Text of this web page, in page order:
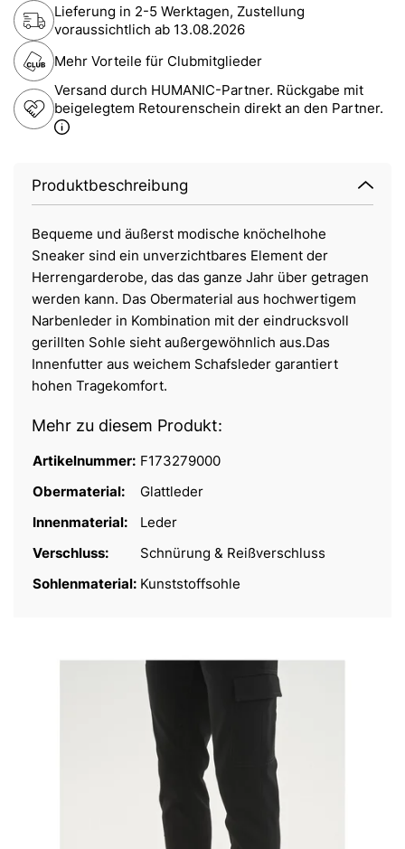
Lieferung in 2-5 Werktagen, Zustellung
voraussichtlich ab 13.08.2026
Mehr Vorteile für Clubmitglieder
Versand durch HUMANIC-Partner. Rückgabe mit
beigelegtem Retourenschein direkt an den Partner.
Produktbeschreibung
Bequeme und äußerst modische knöchelhohe
Sneaker sind ein unverzichtbares Element der
Herrengarderobe, das das ganze Jahr über getragen
werden kann. Das Obermaterial aus hochwertigem
Narbenleder in Kombination mit der eindrucksvoll
gerillten Sohle sieht außergewöhnlich aus.Das
Innenfutter aus weichem Schafsleder garantiert
hohen Tragekomfort.
Mehr zu diesem Produkt:
Artikelnummer: F173279000
Obermaterial:
Glattleder
Innenmaterial:
Leder
Verschluss:
Schnürung & Reißverschluss
Sohlenmaterial: Kunststoffsohle